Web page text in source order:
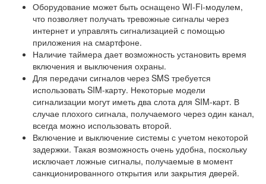
Оборудование может быть оснащено WI-Fi-модулем,
что позволяет получать тревожные сигналы через
интернет и управлять сигнализацией с помощью
приложения на смартфоне.
Наличие таймера дает возможность установить время
включения и выключения охраны.
Для передачи сигналов через SMS требуется
использовать SIM-карту. Некоторые модели
сигнализации могут иметь два слота для SIM-карт. В
случае плохого сигнала, получаемого через один канал,
всегда можно использовать второй.
Включение и выключение системы с учетом некоторой
задержки. Такая возможность очень удобна, поскольку
исключает ложные сигналы, получаемые в момент
санкционированного открытия или закрытия дверей.